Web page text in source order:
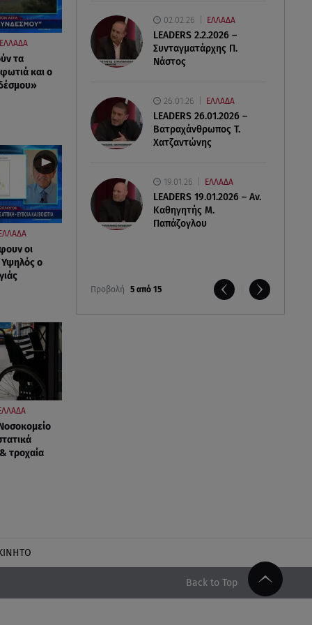
02.02.26 ΕΛΛΑΔΑ
LEADERS 2.2.2026 –
Συνταγματάρχης Π.
Νάστος
26.01.26 ΕΛΛΑΔΑ
LEADERS 26.01.2026 –
Βατραχάνθρωπος Τ.
Χατζαντώνης
19.01.26 ΕΛΛΑΔΑ
LEADERS 19.01.2026 – Αν.
Καθηγητής Μ.
Παπάζογλου
Προβολή 5 από 15
ΕΛΛΑΔΑ
τα
και ο
οι
Υψηλός ο
τροχαία
Back to Top